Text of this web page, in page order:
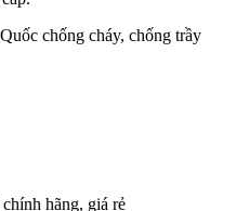
chống cháy, chống trầy